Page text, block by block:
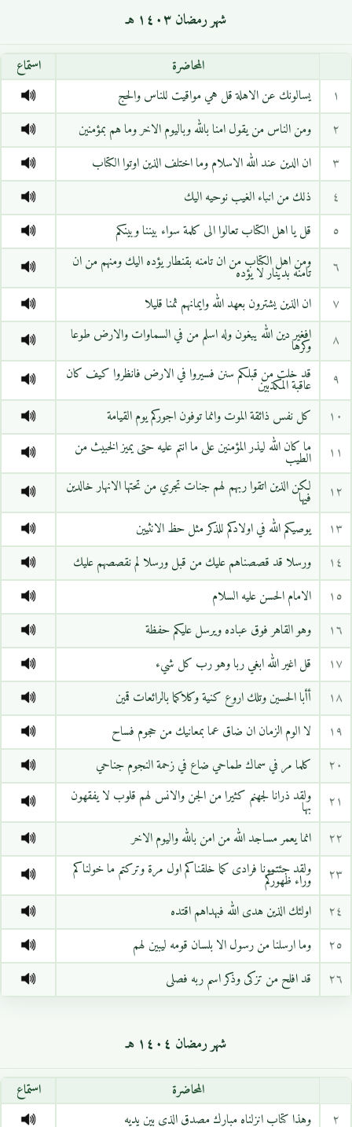
شهر رمضان ١٤٠٣ هـ
المحاضرة
استماع
١
يسالونك عن الاهلة قل هي مواقيت للناس والحج
٢
ومن الناس من يقول امنا بالله وباليوم الاخر وما هم بمؤمنين
٣
ان الدين عند الله الاسلام وما اختلف الذين اوتوا الكتاب
٤
ذلك من انباء الغيب نوحيه اليك
٥
قل يا اهل الكتاب تعالوا الى كلمة سواء بيننا وبينكم
٦
ومن اهل الكتاب من ان تامنه بقنطار يؤده اليك ومنهم من ان
تامنه بدينار لا يؤده
٧
ان الذين يشترون بعهد الله وايمانهم ثمنا قليلا
٨
افغير دين الله يبغون وله اسلم من في السماوات والارض طوعا
وكرها
٩
قد خلت من قبلكم سنن فسيروا في الارض فانظروا كيف كان
عاقبة المكذبين
١٠
كل نفس ذائقة الموت وانما توفون اجوركم يوم القيامة
١١
ما كان الله ليذر المؤمنين على ما انتم عليه حتى يميز الخبيث من
الطيب
١٢
لكن الذين اتقوا ربهم لهم جنات تجري من تحتها الانهار خالدين
فيها
١٣
يوصيكم الله في اولادكم للذكر مثل حظ الانثيين
١٤
ورسلا قد قصصناهم عليك من قبل ورسلا لم نقصصهم عليك
١٥
الامام الحسن عليه السلام
١٦
وهو القاهر فوق عباده ويرسل عليكم حفظة
١٧
قل اغير الله ابغي ربا وهو رب كل شيء
١٨
أأبا الحسين وتلك اروع كنية وكلاكما بالرائعات قمين
١٩
لا الوم الزمان ان ضاق عما بمعانيك من حجوم فساح
٢٠
كلما مر في سماك طماحي ضاع في زحمة النجوم جناحي
٢١
ولقد ذرانا لجهنم كثيرا من الجن والانس لهم قلوب لا يفقهون
بها
٢٢
انما يعمر مساجد الله من امن بالله واليوم الاخر
٢٣
ولقد جئتمونا فرادى كما خلقناكم اول مرة وتركتم ما خولناكم
وراء ظهوركم
٢٤
اولئك الذين هدى الله فبهداهم اقتده
٢٥
وما ارسلنا من رسول الا بلسان قومه ليبين لهم
٢٦
قد افلح من تزكى وذكر اسم ربه فصلى
شهر رمضان ١٤٠٤ هـ
المحاضرة
استماع
٢
وهذا كتاب انزلناه مبارك مصدق الذي بين يديه